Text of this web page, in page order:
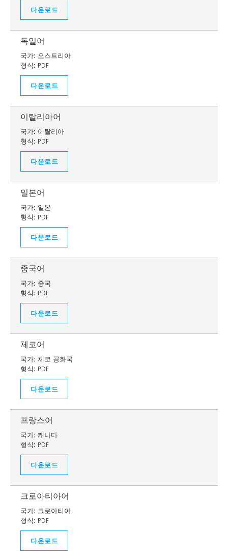
다운로드
독일어
국가: 오스트리아
형식: PDF
다운로드
이탈리아어
국가: 이탈리아
형식: PDF
다운로드
일본어
국가: 일본
형식: PDF
다운로드
중국어
국가: 중국
형식: PDF
다운로드
체코어
국가: 체코 공화국
형식: PDF
다운로드
프랑스어
국가: 캐나다
형식: PDF
다운로드
크로아티아어
국가: 크로아티아
형식: PDF
다운로드